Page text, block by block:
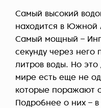
Самый высокий
находится в
Самый мощный –
секунду через него
литров воды. Но это
мире есть еще не
которые поражают
Подробнее о них –